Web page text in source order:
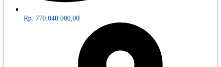
Rp. 770.040.000,00